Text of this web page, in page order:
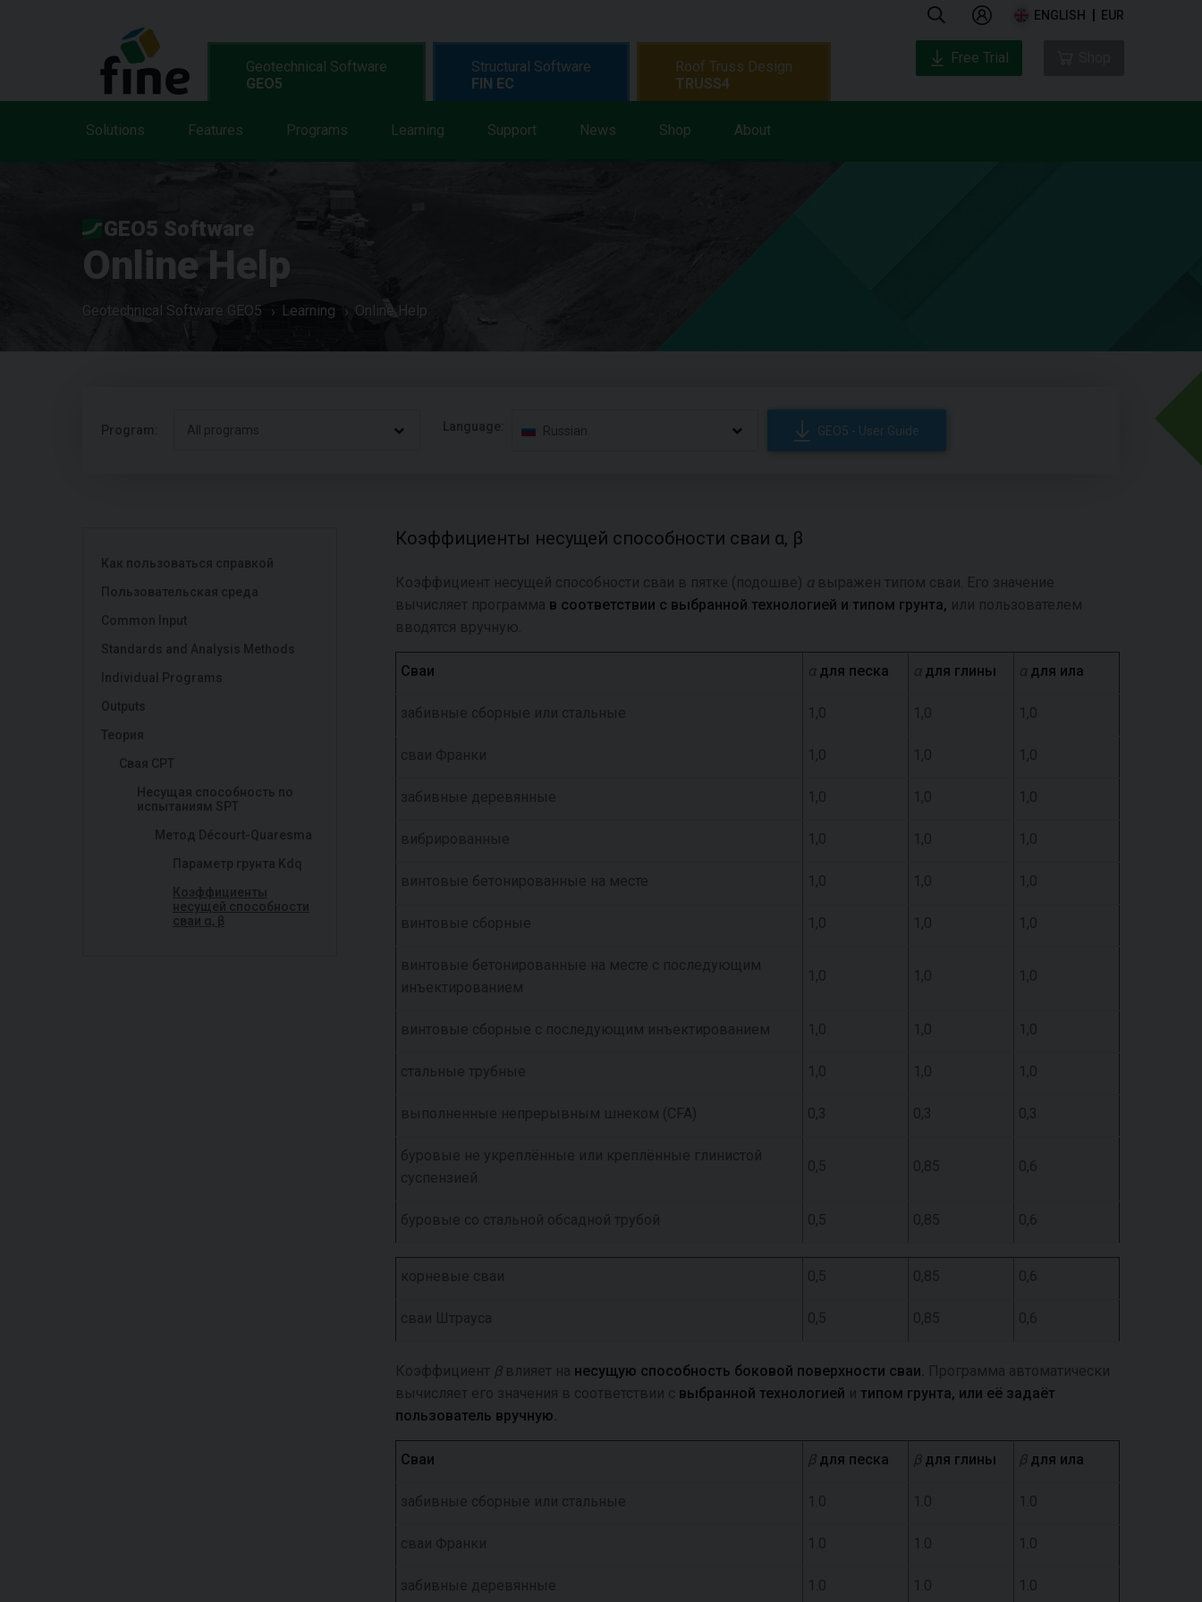
ENGLISH EUR
Geotechnical Software
GEO5
Solutions Features Programs Learning Support News Shop About
Structural Software
FIN EC
Roof Truss Design
TRUSS4
Free Trial
GEO5 Software
Online Help
Geotechnical Software GEO5 Learning Online Help
Program: All programs Language: Russian GEO5 - User Guide
Как пользоваться справкой
Пользовательская среда
Common Input
Standards and Analysis Methods
Individual Programs
Outputs
Теория
Свая CPT
Несущая способность по
испытаниям SPT
Метод Décourt-Quaresma
Параметр грунта Kdq
Коэффициенты
несущей способности
сваи α, β
Коэффициенты несущей способности сваи α, β
Коэффициент несущей способности сваи в пятке (подошве) α выражен типом сваи. Его значение
вычисляет программа в соответствии с выбранной технологией и типом грунта, или пользователем
вводятся вручную.
Сваи α для песка α для глины α для ила
забивные сборные или стальные 1,0 1,0 1,0
сваи Франки 1,0 1,0 1,0
забивные деревянные 1,0 1,0 1,0
вибрированные 1,0 1,0 1,0
винтовые бетонированные на месте 1,0 1,0 1,0
винтовые сборные 1,0 1,0 1,0
винтовые бетонированные на месте с последующим
инъектированием
1,0 1,0 1,0
винтовые сборные с последующим инъектированием 1,0 1,0 1,0
стальные трубные 1,0 1,0 1,0
выполненные непрерывным шнеком (CFA) 0,3 0,3 0,3
буровые не укреплённые или креплённые глинистой
суспензией
0,5 0,85 0,6
буровые со стальной обсадной трубой 0,5 0,85 0,6
корневые сваи 0,5 0,85 0,6
сваи Штрауса 0,5 0,85 0,6
Коэффициент βвлияет на несущую способность боковой поверхности сваи. Программа автоматически
вычисляет его значения в соответствии с выбранной технологией и типом грунта, или её задаёт
пользователь вручную.
Сваи βдля песка βдля глины βдля ила
забивные сборные или стальные 1.0 1.0 1.0
сваи Франки 1.0 1.0 1.0
забивные деревянные 1.0 1.0 1.0